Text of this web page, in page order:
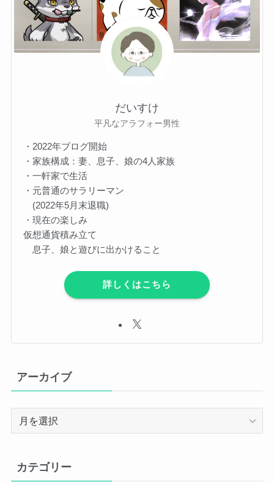
だいすけ
平凡なアラフォー男性
・2022年ブログ開始
・家族構成：妻、息子、娘の4人家族
・一軒家で生活
・元普通のサラリーマン
(2022年5月末退職)
・現在の楽しみ
仮想通貨積み立て
息子、娘と遊びに出かけること
詳しくはこちら
アーカイブ
ブ
カテゴリー